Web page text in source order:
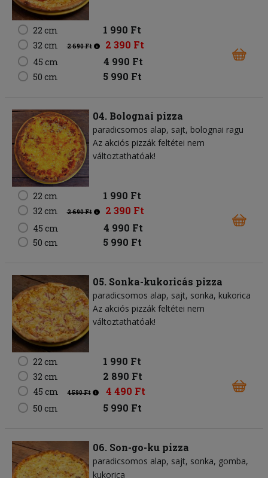
22 cm 1 990 Ft
32 cm 2 690 Ft 2 390 Ft
45 cm 4 990 Ft
50 cm 5 990 Ft
04. Bolognai pizza
paradicsomos alap sajt bolognai ragu
Az akciós pizzák feltétei nem
változtathatóak!
22 cm 1 990 Ft
32 cm 2 690 Ft 2 390 Ft
45 cm 4 990 Ft
50 cm 5 990 Ft
05. Sonka-kukoricás pizza
paradicsomos alap sajt sonka kukorica
Az akciós pizzák feltétei nem
változtathatóak!
22 cm 1 990 Ft
32 cm 2 890 Ft
45 cm 4 590 Ft 4 490 Ft
50 cm 5 990 Ft
06. Son-go-ku pizza
paradicsomos alap sajt sonka gomba
kukorica